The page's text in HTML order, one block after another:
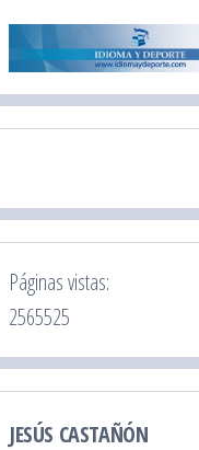
Páginas vistas:
2565525
JESÚS CASTAÑÓN